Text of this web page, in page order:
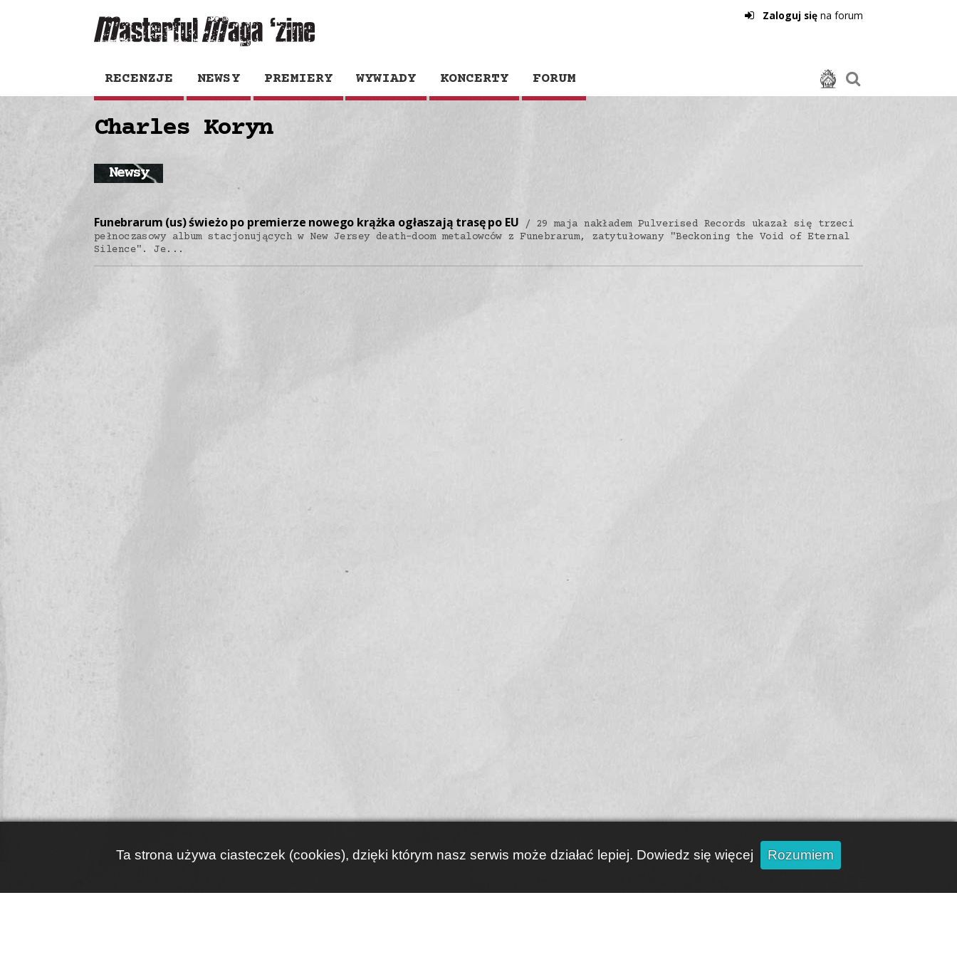
RECENZJE NEWSY PREMIERY WYWIADY KONCERTY FORUM
Zaloguj się na forum
Charles Koryn
Newsy
Funebrarum (us) świeżo po premierze nowego krążka ogłaszają trasę po EU
29 maja nakładem Pulverised Records ukazał się trzeci
pełnoczasowy album stacjonujących w New Jersey death-doom metalowców z Funebrarum, zatytułowany "Beckoning the Void of Eternal
Silence". Je...
Ta strona używa ciasteczek (cookies), dzięki którym nasz serwis może działać lepiej. Dowiedz się więcej Rozumiem